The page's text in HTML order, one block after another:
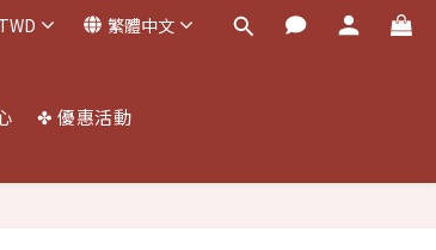
TWD 繁體中文
✤ 優惠活動